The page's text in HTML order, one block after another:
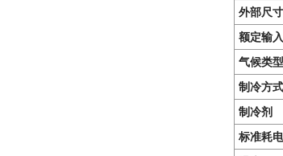
外部尺
额定输
气候类型
制冷方式
制冷剂
标准耗